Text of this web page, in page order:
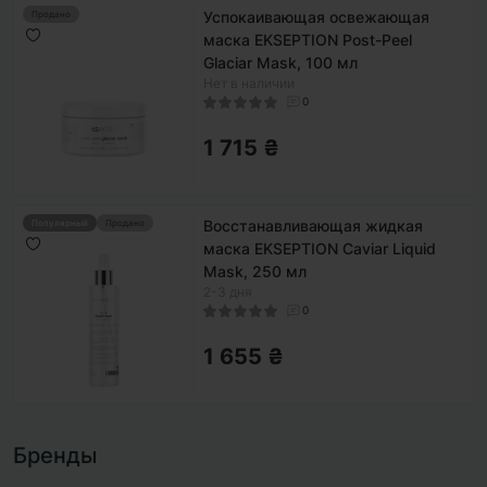
Продано
Успокаивающая освежающая
маска EKSEPTION Post-Peel
Glaciar Mask, 100 мл
0
1 715 ₴
Продано
Восстанавливающая жидкая
маска EKSEPTION Caviar Liquid
Mask, 250 мл
0
1 655 ₴
Бренды